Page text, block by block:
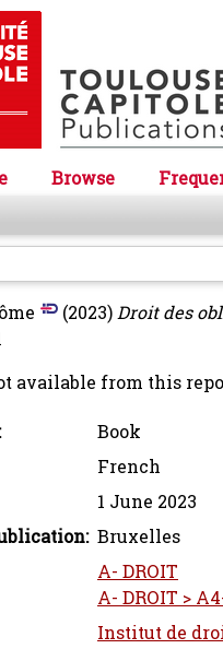
Browse
(2023)Droit des
available from this
Book
French
1 June 2023
Bruxelles
A- DROIT
A- DROIT >
Institut de